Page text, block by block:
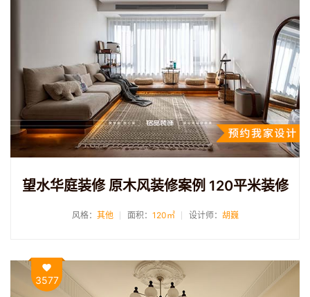
望水华庭装修 原木风装修案例 120平米装修
风格： 其他 面积： 120㎡ 设计师： 胡巍
3577